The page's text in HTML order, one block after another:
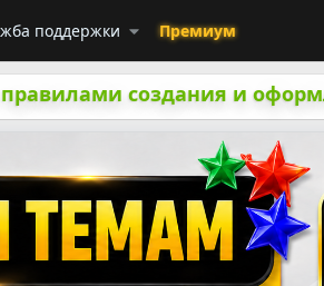
поддержки Премиум
создания и